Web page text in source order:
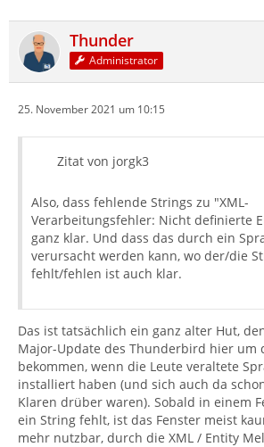
Thunder
Administrator
25. November 2021 um 10:15
Zitat von jorgk3
Also, dass fehlende Strings zu "XML-
Verarbeitungsfehler: Nicht definierte
ganz klar. Und dass das durch ein
verursacht werden kann, wo der/die
fehlt/fehlen ist auch klar.
Das ist tatsächlich ein ganz alter Hut,
Major-Update des Thunderbird hier um
bekommen, wenn die Leute veraltete
installiert haben (und sich auch da
Klaren drüber waren). Sobald in einem
ein String fehlt, ist das Fenster meist
mehr nutzbar, durch die XML / Entity